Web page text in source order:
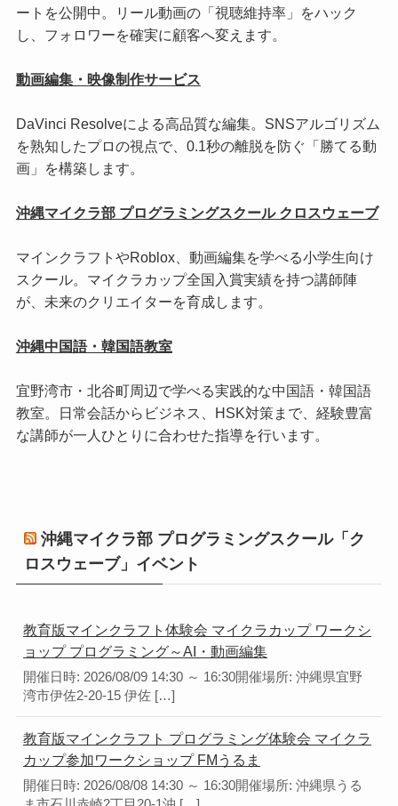
ートを公開中。リール動画の「視聴維持率」をハック
し、フォロワーを確実に顧客へ変えます。
動画編集・映像制作サービス
DaVinci Resolveによる高品質な編集。SNSアルゴリズム
を熟知したプロの視点で、0.1秒の離脱を防ぐ「勝てる動
画」を構築します。
沖縄マイクラ部 プログラミングスクール クロスウェーブ
マインクラフトやRoblox、動画編集を学べる小学生向け
スクール。マイクラカップ全国入賞実績を持つ講師陣
が、未来のクリエイターを育成します。
沖縄中国語・韓国語教室
宜野湾市・北谷町周辺で学べる実践的な中国語・韓国語
教室。日常会話からビジネス、HSK対策まで、経験豊富
な講師が一人ひとりに合わせた指導を行います。
沖縄マイクラ部 プログラミングスクール「ク
ロスウェーブ」イベント
教育版マインクラフト体験会 マイクラカップ ワークシ
ョップ プログラミング～AI・動画編集
開催日時: 2026/08/09 14:30 ～ 16:30開催場所: 沖縄県宜野
湾市伊佐2-20-15 伊佐 […]
教育版マインクラフト プログラミング体験会 マイクラ
カップ参加ワークショップ FMうるま
開催日時: 2026/08/08 14:30 ～ 16:30開催場所: 沖縄県うる